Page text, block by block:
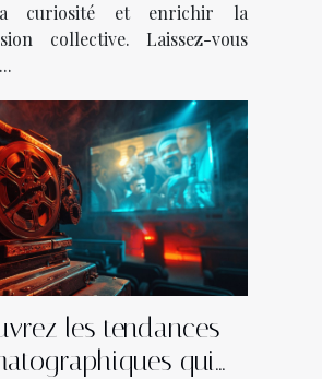
curiosité et enrichir la
collective. Laissez-vous
les tendances
qui